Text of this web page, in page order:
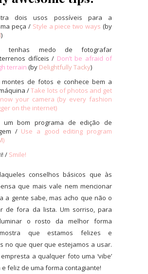
dois usos possíveis para a
peça / Style a piece two ways (by
)
tenhas medo de fotografar
difíceis / Don’t be afraid of
terrain (by Delightfully Tacky)
montes de fotos e conhece bem a
/Take lots of photos and get
your camera (by every fashion
on the internet)
um bom programa de edição de
/ Use a good editing program
)
/ Smile!
conselhos básicos que às
que mais vale nem mencionar
a gente sabe, mas acho que não o
de fora da lista. Um sorriso, para
o rosto da melhor forma
que estamos felizes e
no que quer que estejamos a usar.
a qualquer foto uma ‘vibe’
feliz de uma forma contagiante!